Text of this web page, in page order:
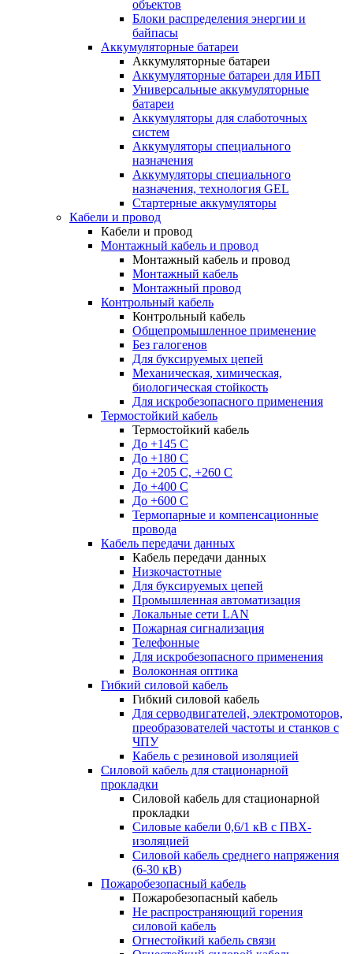
объектов
Блоки распределения энергии и
байпасы
Аккумуляторные батареи
Аккумуляторные батареи
Аккумуляторные батареи для ИБП
Универсальные аккумуляторные
батареи
Аккумуляторы для слаботочных
систем
Аккумуляторы специального
назначения
Аккумуляторы специального
назначения, технология GEL
Стартерные аккумуляторы
Кабели и провод
Кабели и провод
Монтажный кабель и провод
Монтажный кабель и провод
Монтажный кабель
Монтажный провод
Контрольный кабель
Контрольный кабель
Общепромышленное применение
Без галогенов
Для буксируемых цепей
Механическая, химическая,
биологическая стойкость
Для искробезопасного применения
Термостойкий кабель
Термостойкий кабель
До +145 С
До +180 C
До +205 С, +260 С
До +400 C
До +600 С
Термопарные и компенсационные
провода
Кабель передачи данных
Кабель передачи данных
Низкочастотные
Для буксируемых цепей
Промышленная автоматизация
Локальные сети LAN
Пожарная сигнализация
Телефонные
Для искробезопасного применения
Волоконная оптика
Гибкий силовой кабель
Гибкий силовой кабель
Для серводвигателей, электромоторов,
преобразователей частоты и станков с
ЧПУ
Кабель с резиновой изоляцией
Силовой кабель для стационарной
прокладки
Силовой кабель для стационарной
прокладки
Силовые кабели 0,6/1 кВ с ПВХ-
изоляцией
Силовой кабель среднего напряжения
(6-30 кВ)
Пожаробезопасный кабель
Пожаробезопасный кабель
Не распространяющий горения
силовой кабель
Огнестойкий кабель связи